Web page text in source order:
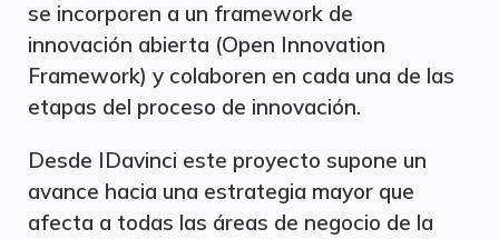
se incorporen a un framework de
innovación abierta (Open Innovation
Framework) y colaboren en cada una de las
etapas del proceso de innovación.
Desde IDavinci este proyecto supone un
avance hacia una estrategia mayor que
afecta a todas las áreas de negocio de la